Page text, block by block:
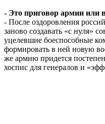
- Это приговор армии или
- После оздоровления
заново создавать «с нуля»
уцелевшие боеспособные
формировать в ней новую
же армию придется
хоспис для генералов и